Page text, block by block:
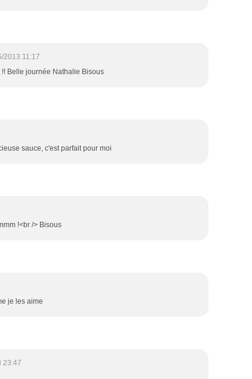
2013 11:17
Belle journée Nathalie Bisous
sauce, c'est parfait pour moi
!<br /> Bisous
je les aime
23:47